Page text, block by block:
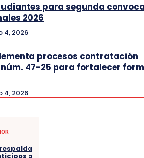
para segunda
2026
4, 2026
procesos contratación
núm. 47-25 para fortalecer
4, 2026